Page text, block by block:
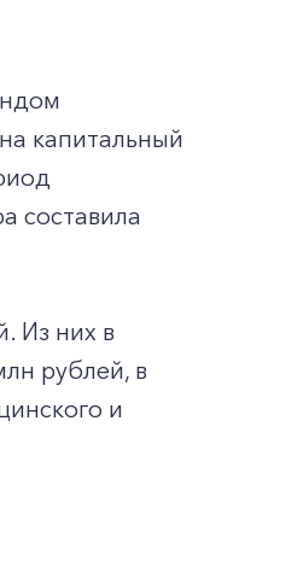
капитальный
составила
Из них в
рублей, в
и